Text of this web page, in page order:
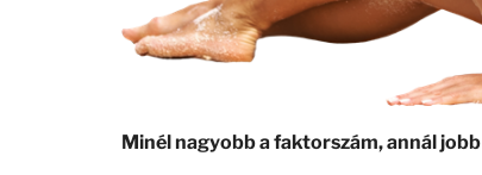
Minél nagyobb a faktorszám, annál jobb